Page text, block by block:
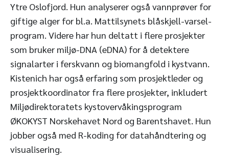
Ytre Oslofjord. Hun analyserer også vannprøver for
giftige alger for bl.a. Mattilsynets blåskjell-varsel-
program. Videre har hun deltatt i flere prosjekter
som bruker miljø-DNA (eDNA) for å detektere
signalarter i ferskvann og biomangfold i kystvann.
Kistenich har også erfaring som prosjektleder og
prosjektkoordinator fra flere prosjekter, inkludert
Miljødirektoratets kystovervåkingsprogram
ØKOKYST Norskehavet Nord og Barentshavet. Hun
jobber også med R-koding for datahåndtering og
visualisering.